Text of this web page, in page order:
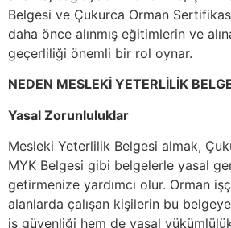
Belgesi ve Çukurca Orman
daha önce alınmış eğitimlerin ve
geçerliliği önemli bir rol oynar.
NEDEN MESLEKİ YETERLİLİK
Yasal Zorunluluklar
Mesleki Yeterlilik Belgesi almak,
MYK Belgesi gibi belgelerle yasal
getirmenize yardımcı olur. Orman
alanlarda çalışan kişilerin bu
iş güvenliği hem de yasal